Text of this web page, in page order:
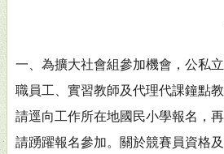
一、為擴大社會組參加機會，公私立
職員工、實習教師及代理代課鐘點
請逕向工作所在地國民小學報名，
請踴躍報名參加。關於競賽員資格